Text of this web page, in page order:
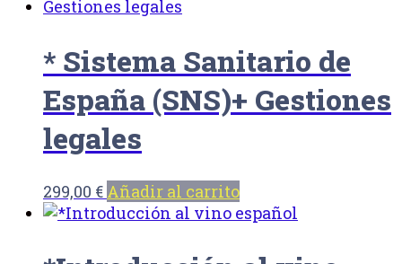
* Sistema Sanitario de
España (SNS)+ Gestiones
legales
299,00 € Añadir al carrito